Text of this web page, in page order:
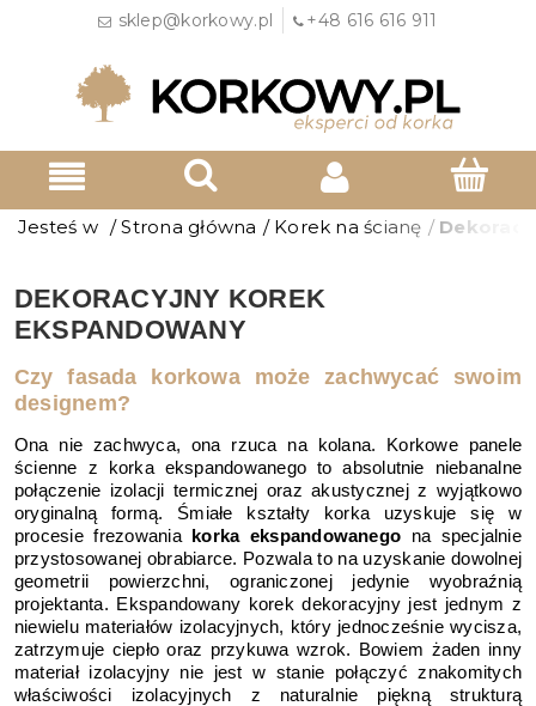
sklep@korkowy.pl +48 616 616 911
Jesteś w / Strona główna / Korek na ścianę /
DEKORACYJNY KOREK
EKSPANDOWANY
Czy fasada korkowa może zachwycać swoim
designem?
Ona nie zachwyca, ona rzuca na kolana. Korkowe panele
ścienne z korka ekspandowanego to absolutnie niebanalne
połączenie izolacji termicznej oraz akustycznej z wyjątkowo
oryginalną formą. Śmiałe kształty korka uzyskuje się w
procesie frezowania
korka ekspandowanego na specjalnie
przystosowanej obrabiarce. Pozwala to na uzyskanie dowolnej
geometrii powierzchni, ograniczonej jedynie wyobraźnią
projektanta. Ekspandowany korek dekoracyjny jest jednym z
niewielu materiałów izolacyjnych, który jednocześnie wycisza,
zatrzymuje ciepło oraz przykuwa wzrok. Bowiem żaden inny
materiał izolacyjny nie jest w stanie połączyć znakomitych
właściwości izolacyjnych z naturalnie piękną strukturą